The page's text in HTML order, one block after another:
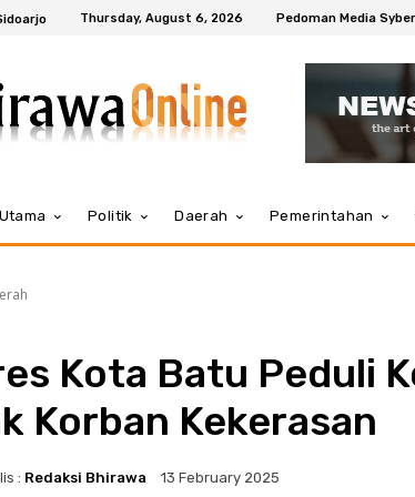
Thursday, August 6, 2026 Pedoman Media Syber
Utama Politik Daerah Pemerintahan
Kota Batu Peduli
Korban Kekerasan
: Redaksi Bhirawa 13 February 2025